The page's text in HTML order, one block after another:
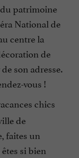
patrimoine
National de
centre la
de
son adresse.
vous !
chics
de
faites un
si bien